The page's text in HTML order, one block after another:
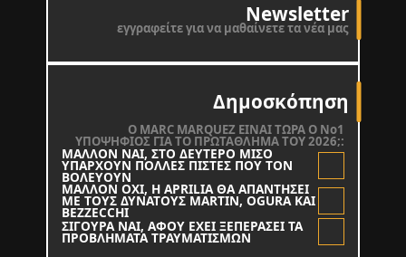
Newsletter
εγγραφείτε για να μαθαίνετε τα νέα μας
Δημοσκόπηση
O MARC MARQUEZ ΕΙΝΑΙ ΤΩΡΑ Ο Νο1
ΥΠΟΨΗΦΙΟΣ ΓΙΑ ΤΟ ΠΡΩΤΑΘΛΗΜΑ ΤΟΥ 2026;:
ΜΑΛΛΟΝ ΝΑΙ, ΣΤΟ ΔΕΥΤΕΡΟ ΜΙΣΟ
ΥΠΑΡΧΟΥΝ ΠΟΛΛΕΣ ΠΙΣΤΕΣ ΠΟΥ ΤΟΝ
ΒΟΛΕΥΟΥΝ
ΜΑΛΛΟΝ ΟΧΙ, Η APRILIA ΘΑ ΑΠΑΝΤΗΣΕΙ
ΜΕ ΤΟΥΣ ΔΥΝΑΤΟΥΣ MARTIN, OGURA KAI
BEZZECCHI
ΣΙΓΟΥΡΑ ΝΑΙ, ΑΦΟΥ ΕΧΕΙ ΞΕΠΕΡΑΣΕΙ ΤΑ
ΠΡΟΒΛΗΜΑΤΑ ΤΡΑΥΜΑΤΙΣΜΩΝ